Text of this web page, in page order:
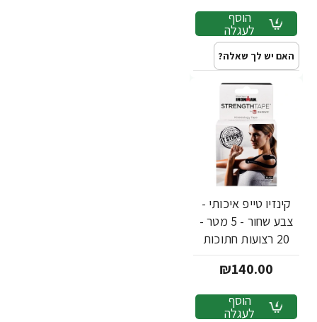
הוסף
לעגלה
האם יש לך שאלה?
קינזיו טייפ איכותי -
צבע שחור - 5 מטר -
20 רצועות חתוכות
באריזה - מבית
Strengthtape
₪140.00
הוסף
לעגלה